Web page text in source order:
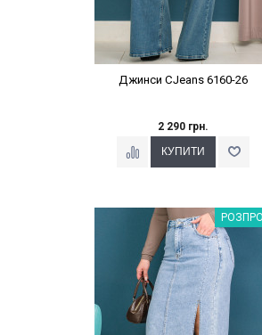
Джинси CJeans 6160-26
2 290 грн.
Наклейки Варіант з %